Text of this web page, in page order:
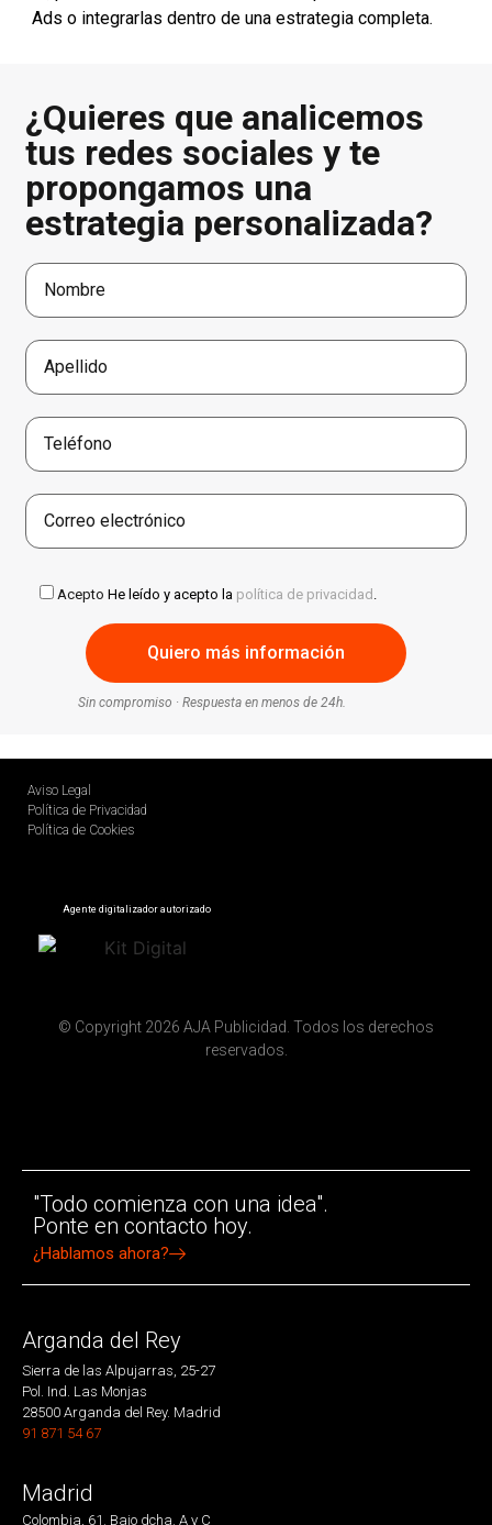
Ads o integrarlas dentro de una estrategia completa.
¿Quieres que analicemos
tus redes sociales y te
propongamos una
estrategia personalizada?
Acepto He leído y acepto la política de privacidad
Sin compromiso · Respuesta en menos de 24h.
Aviso Legal
Política de Privacidad
Política de Cookies
Agente digitalizador autorizado
© Copyright 2026 AJA Publicidad. Todos los derechos
reservados.
"Todo comienza con una idea".
Ponte en contacto hoy.
¿Hablamos ahora?
Arganda del Rey
Sierra de las Alpujarras, 25-27
Pol. Ind. Las Monjas
28500 Arganda del Rey. Madrid
91 871 54 67
Madrid
Colombia, 61. Bajo dcha. A y C